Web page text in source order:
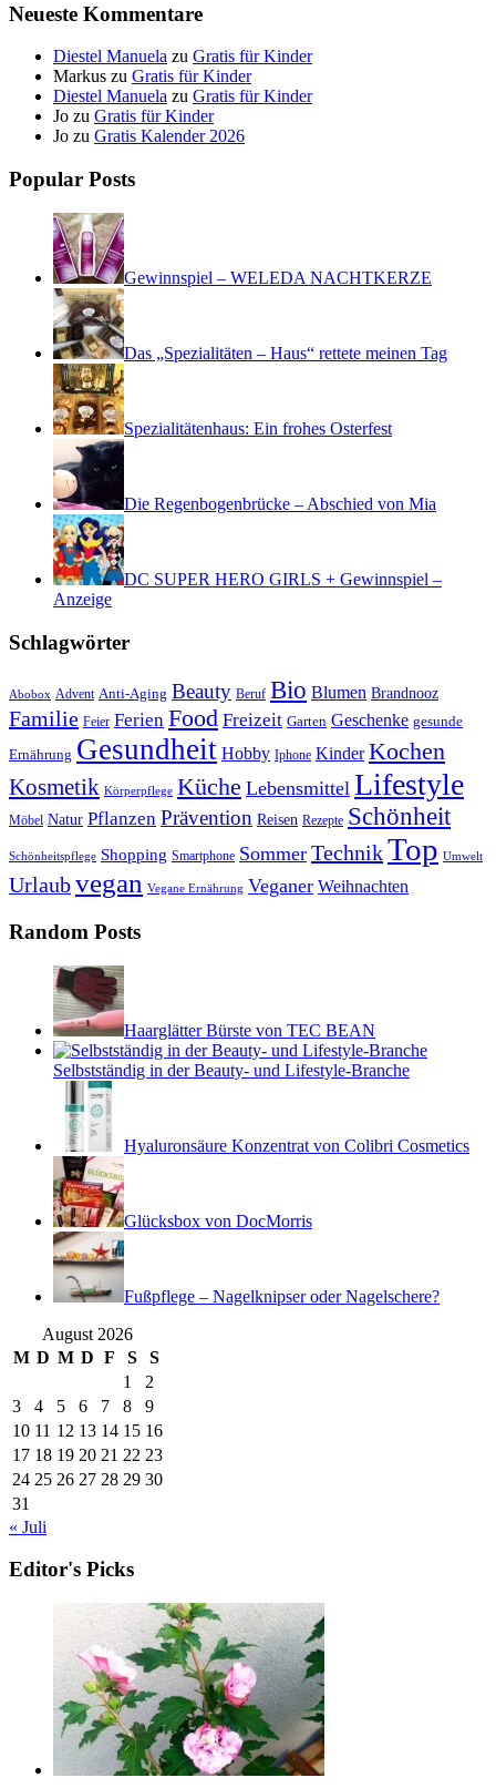
Neueste Kommentare
Diestel Manuela zu Gratis für Kinder
Markus zu Gratis für Kinder
Diestel Manuela zu Gratis für Kinder
Jo zu Gratis für Kinder
Jo zu Gratis Kalender 2026
Popular Posts
Gewinnspiel – WELEDA NACHTKERZE
Das „Spezialitäten – Haus“ rettete meinen Tag
Spezialitätenhaus: Ein frohes Osterfest
Die Regenbogenbrücke – Abschied von Mia
DC SUPER HERO GIRLS + Gewinnspiel –
Anzeige
Schlagwörter
Abobox Advent Anti-Aging Beauty Beruf Bio Blumen Brandnooz
Familie Feier Ferien Food Freizeit Garten Geschenke gesunde
Ernährung Gesundheit Hobby Iphone Kinder Kochen
Kosmetik Körperpflege Küche Lebensmittel Lifestyle
Möbel Natur Pflanzen Prävention Reisen Rezepte Schönheit
Schönheitspflege Shopping Smartphone Sommer TechnikTop Umwelt
Urlaubvegan Vegane Ernährung Veganer Weihnachten
Random Posts
Haarglätter Bürste von TEC BEAN
Selbstständig in der Beauty- und Lifestyle-Branche
Hyaluronsäure Konzentrat von Colibri Cosmetics
Glücksbox von DocMorris
Fußpflege – Nagelknipser oder Nagelschere?
August 2026
M D M D F S
S
1
2
3
4 5 6 7 8
9
10 11 12 13 14 15 16
17 18 19 20 21 22 23
24 25 26 27 28 29 30
31
« Juli
Editor's Picks